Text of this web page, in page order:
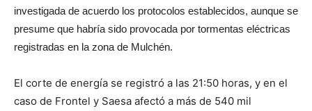
investigada de acuerdo los protocolos establecidos, aunque se
presume que habría sido provocada por tormentas eléctricas
registradas en la zona de Mulchén.
El corte de energía se registró a las 21:50 horas, y en el
caso de Frontel y Saesa afectó a más de 540 mil